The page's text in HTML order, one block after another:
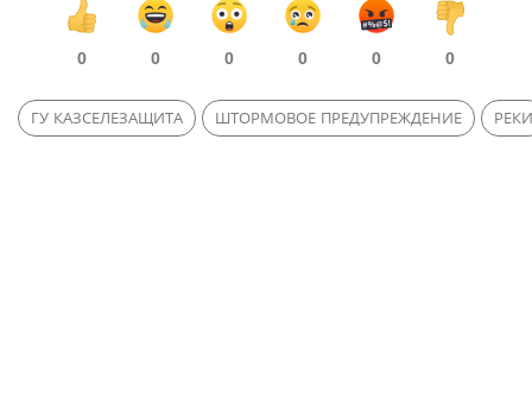
0 0 0 0 0 0
ГУ КАЗСЕЛЕЗАЩИТА ШТОРМОВОЕ ПРЕДУПРЕЖДЕНИЕ РЕКИ